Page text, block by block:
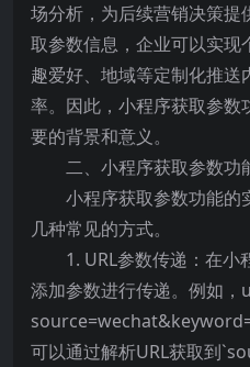
场分析，为后续营销决策
取参数信息，企业可以实
趣爱好、地域等定制化推
率。因此，小程序获取参数
要的背景和意义。
二、小程序获取参数功
小程序获取参数功能的
几种常见的方式。
1. URL参数传递：在小
添加参数进行传递。例如，
可以通过解析URL获取到